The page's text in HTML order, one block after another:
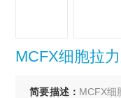
MCFX细胞拉
简要描述： MCFX细